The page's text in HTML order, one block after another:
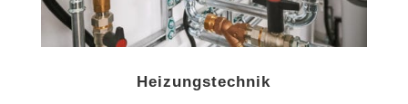
Heizungstechnik